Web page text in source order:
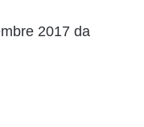
2017 da